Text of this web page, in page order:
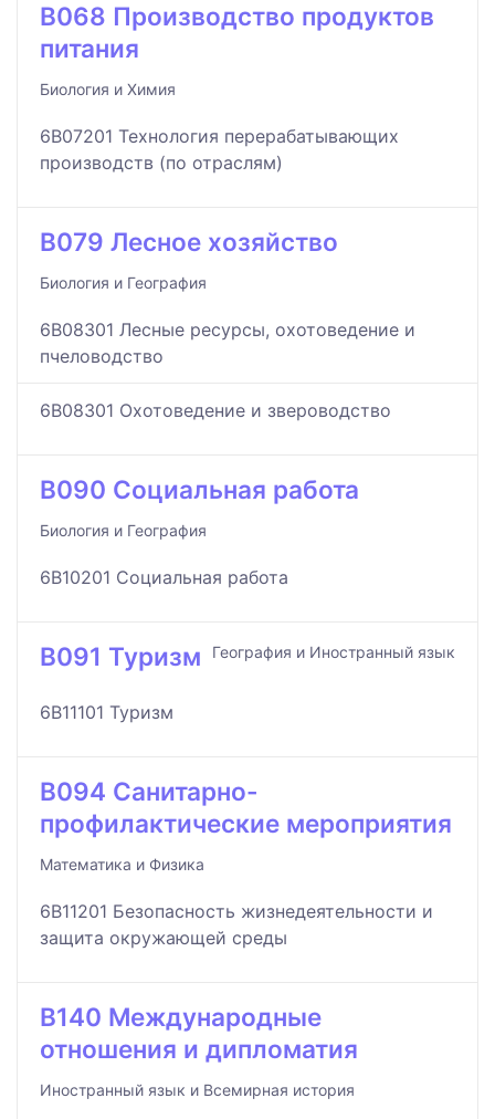
B068 Производство продуктов
питания
Биология и Химия
6B07201 Технология перерабатывающих
производств (по отраслям)
B079 Лесное хозяйство
Биология и География
6B08301 Лесные ресурсы, охотоведение и
пчеловодство
6B08301 Охотоведение и звероводство
B090 Социальная работа
Биология и География
6B10201 Социальная работа
B091 Туризм География и Иностранный язык
6B11101 Туризм
B094 Санитарно-
профилактические мероприятия
Математика и Физика
6B11201 Безопасность жизнедеятельности и
защита окружающей среды
B140 Международные
отношения и дипломатия
Иностранный язык и Всемирная история